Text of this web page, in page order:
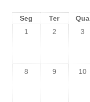
Seg Ter Qua
1
2 3
8 9 10